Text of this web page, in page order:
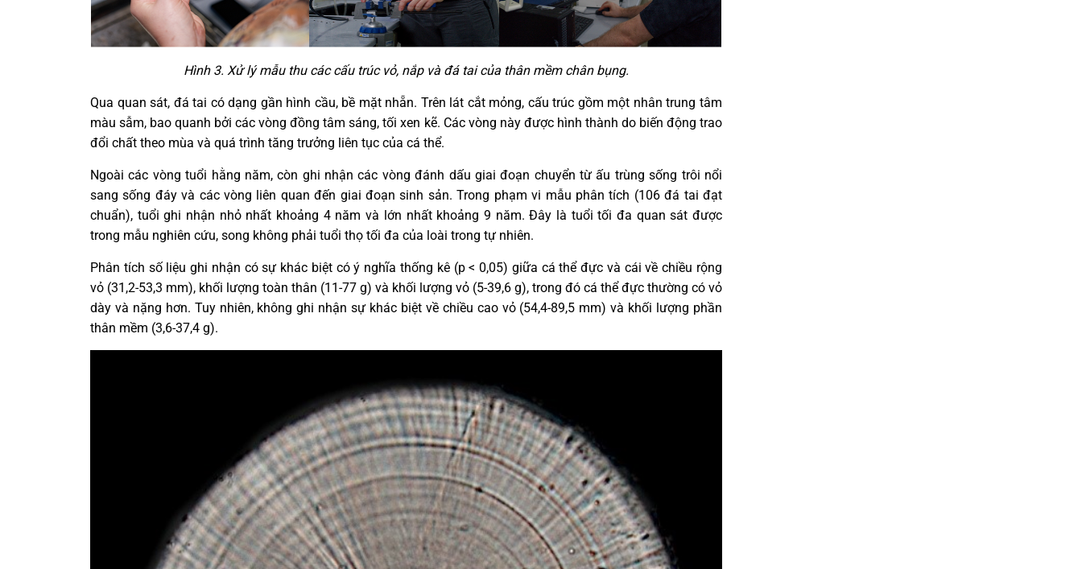
Hình 3. Xử lý mẫu thu các cấu trúc vỏ, nắp và đá tai của thân mềm chân bụng.
Qua quan sát, đá tai có dạng gần hình cầu, bề mặt nhẵn. Trên lát cắt mỏng, cấu trúc gồm một nhân trung tâm
màu sẫm, bao quanh bởi các vòng đồng tâm sáng, tối xen kẽ. Các vòng này được hình thành do biến động trao
đổi chất theo mùa và quá trình tăng trưởng liên tục của cá thể.
Ngoài các vòng tuổi hằng năm, còn ghi nhận các vòng đánh dấu giai đoạn chuyển từ ấu trùng sống trôi nổi
sang sống đáy và các vòng liên quan đến giai đoạn sinh sản. Trong phạm vi mẫu phân tích (106 đá tai đạt
chuẩn), tuổi ghi nhận nhỏ nhất khoảng 4 năm và lớn nhất khoảng 9 năm. Đây là tuổi tối đa quan sát được
trong mẫu nghiên cứu, song không phải tuổi thọ tối đa của loài trong tự nhiên.
Phân tích số liệu ghi nhận có sự khác biệt có ý nghĩa thống kê (p < 0,05) giữa cá thể đực và cái về chiều rộng
vỏ (31,2-53,3 mm), khối lượng toàn thân (11-77 g) và khối lượng vỏ (5-39,6 g), trong đó cá thể đực thường có vỏ
dày và nặng hơn. Tuy nhiên, không ghi nhận sự khác biệt về chiều cao vỏ (54,4-89,5 mm) và khối lượng phần
thân mềm (3,6-37,4 g).